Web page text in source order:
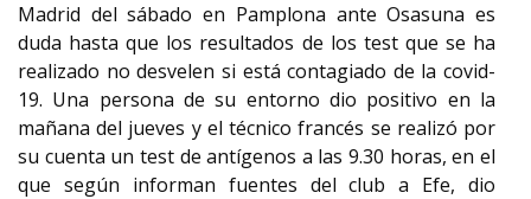
Madrid del sábado en Pamplona ante Osasuna es
duda hasta que los resultados de los test que se ha
realizado no desvelen si está contagiado de la covid-
19. Una persona de su entorno dio positivo en la
mañana del jueves y el técnico francés se realizó por
su cuenta un test de antígenos a las 9.30 horas, en el
que según informan fuentes del club a Efe, dio